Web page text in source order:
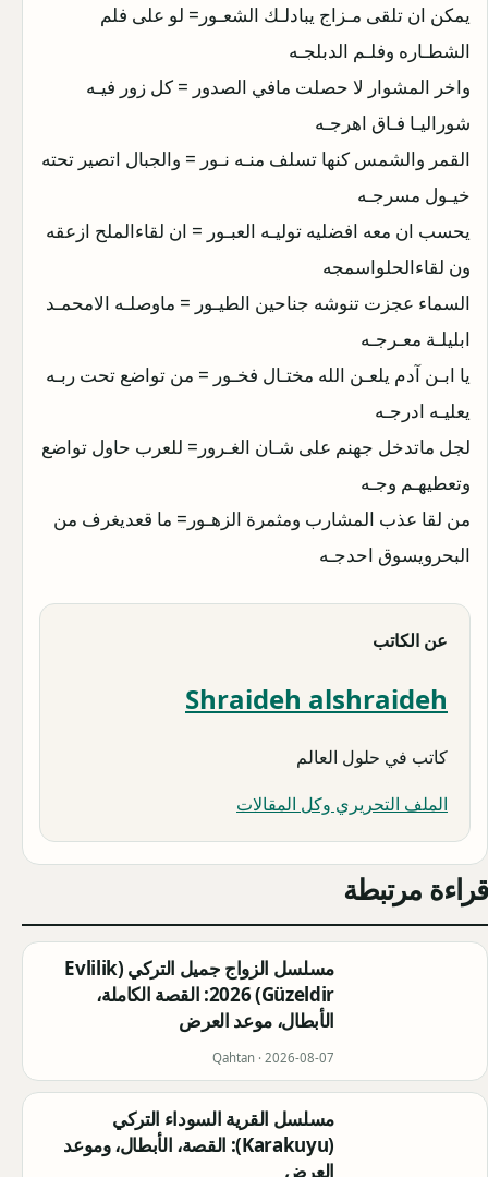
يمكن ان تلقى مـزاج يبادلـك الشعـور= لو على فلم
الشطـاره وفلـم الدبلجـه
واخر المشوار لا حصلت مافي الصدور = كل زور فيـه
شوراليـا فـاق اهرجـه
القمر والشمس كنها تسلف منـه نـور = والجبال اتصير تحته
خيـول مسرجـه
يحسب ان معه افضليه توليـه العبـور = ان لقاءالملح ازعقه
ون لقاءالحلواسمجه
السماء عجزت تنوشه جناحين الطيـور = ماوصلـه الامحمـد
ابليلـة معـرجـه
يا ابـن آدم يلعـن الله مختـال فخـور = من تواضع تحت ربـه
يعليـه ادرجـه
لجل ماتدخل جهنم على شـان الغـرور= للعرب حاول تواضع
وتعطيهـم وجـه
من لقا عذب المشارب ومثمرة الزهـور= ما قعديغرف من
البحرويسوق احدجـه
عن الكاتب
Shraideh alshraideh
كاتب في حلول العالم
الملف التحريري وكل المقالات
قراءة مرتبطة
مسلسل الزواج جميل التركي (Evlilik
Güzeldir) 2026: القصة الكاملة،
الأبطال، موعد العرض
Qahtan · 2026-08-07
مسلسل القرية السوداء التركي
(Karakuyu): القصة، الأبطال، وموعد
العرض